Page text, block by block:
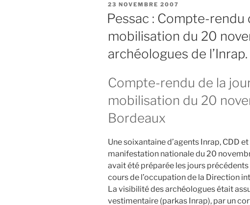
PUBLIÉ
LE
23 NOVEMBRE 2007
Pessac : Compte-rendu
mobilisation du 20
archéologues de l’Inrap.
Compte-rendu de la
mobilisation du 20
Bordeaux
Une soixantaine d’agents Inrap, CDD
manifestation nationale du 20
avait été préparée les jours
cours de l’occupation de la Direction
La visibilité des archéologues était
vestimentaire (parkas Inrap), par un